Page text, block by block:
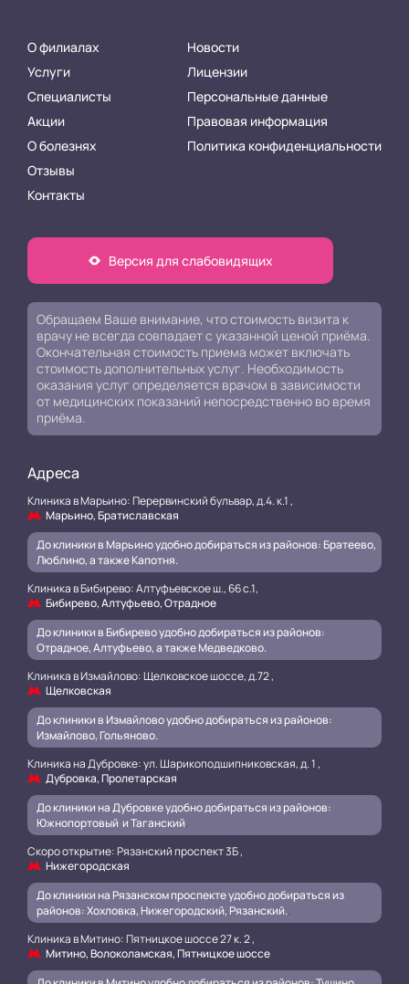
О филиалах
Услуги
Специалисты
Акции
О болезнях
Отзывы
Контакты
Новости
Лицензии
Персональные данные
Правовая информация
Политика конфиденциальности
Версия для слабовидящих
Обращаем Ваше внимание, что стоимость визита к
врачу не всегда совпадает с указанной ценой приёма.
Окончательная стоимость приема может включать
стоимость дополнительных услуг. Необходимость
оказания услуг определяется врачом в зависимости
от медицинских показаний непосредственно во время
приёма.
Адреса
Клиника в Марьино: Перервинский бульвар, д.4. к.1 ,
Марьино, Братиславская
До клиники в Марьино удобно добираться из районов: Братеево,
Люблино, а также Капотня.
Клиника в Бибирево: Алтуфьевское ш., 66 с.1,
Бибирево, Алтуфьево, Отрадное
До клиники в Бибирево удобно добираться из районов:
Отрадное, Алтуфьево, а также Медведково.
Клиника в Измайлово: Щелковское шоссе, д.72 ,
Щелковская
До клиники в Измайлово удобно добираться из районов:
Измайлово, Гольяново.
Клиника на Дубровке: ул. Шарикоподшипниковская, д. 1 ,
Дубровка, Пролетарская
До клиники на Дубровке удобно добираться из районов:
Южнопортовый и Таганский.
Скоро открытие: Рязанский проспект 3Б ,
Нижегородская
До клиники на Рязанском проспекте удобно добираться из
районов: Хохловка, Нижегородский, Рязанский..
Клиника в Митино: Пятницкое шоссе 27 к. 2 ,
Митино, Волоколамская, Пятницкое шоссе